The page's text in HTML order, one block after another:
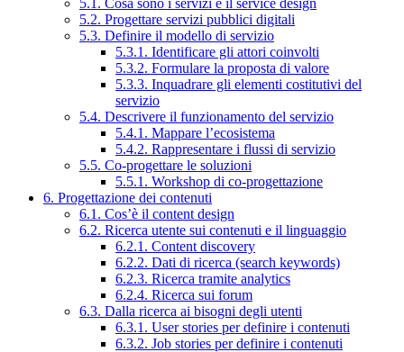
5.2. Progettare servizi pubblici digitali
5.3. Definire il modello di servizio
5.3.1. Identificare gli attori coinvolti
5.3.2. Formulare la proposta di valore
5.3.3. Inquadrare gli elementi costitutivi del
servizio
5.4. Descrivere il funzionamento del servizio
5.4.1. Mappare l’ecosistema
5.4.2. Rappresentare i flussi di servizio
5.5. Co-progettare le soluzioni
5.5.1. Workshop di co-progettazione
6. Progettazione dei contenuti
6.1. Cos’è il content design
6.2. Ricerca utente sui contenuti e il linguaggio
6.2.1. Content discovery
6.2.2. Dati di ricerca (search keywords)
6.2.3. Ricerca tramite analytics
6.2.4. Ricerca sui forum
6.3. Dalla ricerca ai bisogni degli utenti
6.3.1. User stories per definire i contenuti
6.3.2. Job stories per definire i contenuti